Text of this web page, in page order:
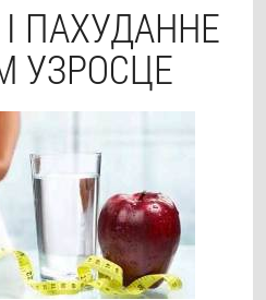
ПАХУДАННЕ
УЗРОСЦЕ